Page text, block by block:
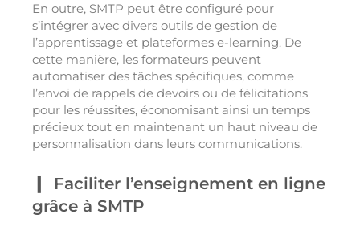
En outre, SMTP peut être configuré pour
s’intégrer avec divers outils de gestion de
l’apprentissage et plateformes e-learning. De
cette manière, les formateurs peuvent
automatiser des tâches spécifiques, comme
l’envoi de rappels de devoirs ou de félicitations
pour les réussites, économisant ainsi un temps
précieux tout en maintenant un haut niveau de
personnalisation dans leurs communications.
Faciliter l’enseignement en ligne
grâce à SMTP